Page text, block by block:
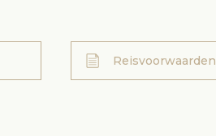
Reisvoorwaarden